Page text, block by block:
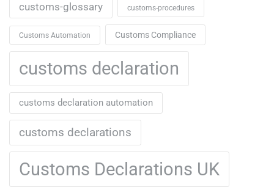
customs-glossary customs-procedures
Customs Automation Customs Compliance
customs declaration
customs declaration automation
customs declarations
Customs Declarations UK